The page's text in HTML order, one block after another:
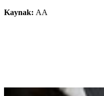
Kaynak: AA